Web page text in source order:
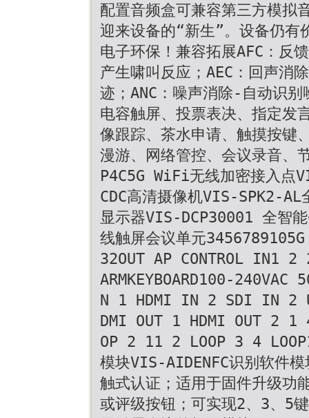
配置音频盒可兼容第三方模拟
迎来设备的“新生”。设备仍有
电子环保！兼容拓展AFC：反
产生啸叫反应；AEC：回声消
迹；ANC：噪声消除-自动识
电容触屏、投票表决、指定发
像跟踪、茶水申请、触摸按键
漫游、网络管控、会议录音、
P4C5G WiFi无线加密接入点
CDC高清摄像机VIS-SPK2-AL
显示器VIS-DCP30001 全智
线触屏会议单元
32OUT AP CONTROL IN1 2
N 1 HDMI IN 2 SDI IN 2
DMI OUT 1 HDMI OUT 2
OP 2 11 2 LOOP 3 4
模块VIS-AIDENFC识别软件
触式认证；适用于固件升级功
或评级按钮；可实现2、3、5